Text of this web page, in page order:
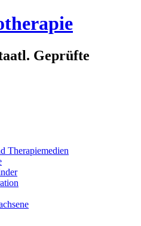
Geprüfte
Therapiemedien